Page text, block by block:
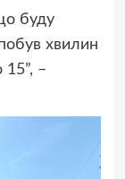
буду
хвилин
15”, –